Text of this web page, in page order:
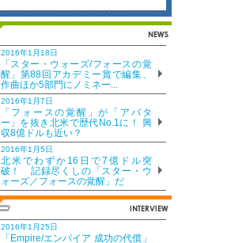
2016年1月18日
「スター・ウォーズ/フォースの覚
醒」第88回アカデミー賞で編集、
作曲ほか5部門にノミネー...
2016年1月7日
「フォースの覚醒」が「アバタ
ー」を抜き北米で歴代No.1に！ 興
収8億ドルも近い？
2016年1月5日
北米でわずか16日で7億ドル突
破！ 記録尽くしの「スター・ウ
ォーズ／フォースの覚醒」だ
2016年1月25日
「Empire/エンパイア 成功の代償」